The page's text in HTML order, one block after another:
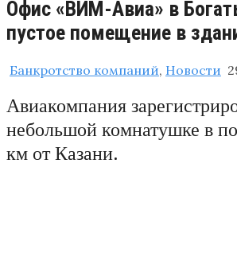
Офис «ВИМ-Авиа» в
пустое помещение в
Банкротство компаний, Новости
Авиакомпания
небольшой комнатушке в
км от Казани.